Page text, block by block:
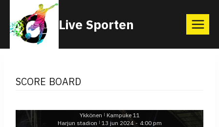
content
Live Sporten
SCORE BOARD
Ykkönen | Kampuke 11
Harjun stadion | 13 jun 2024 - 4:00 pm